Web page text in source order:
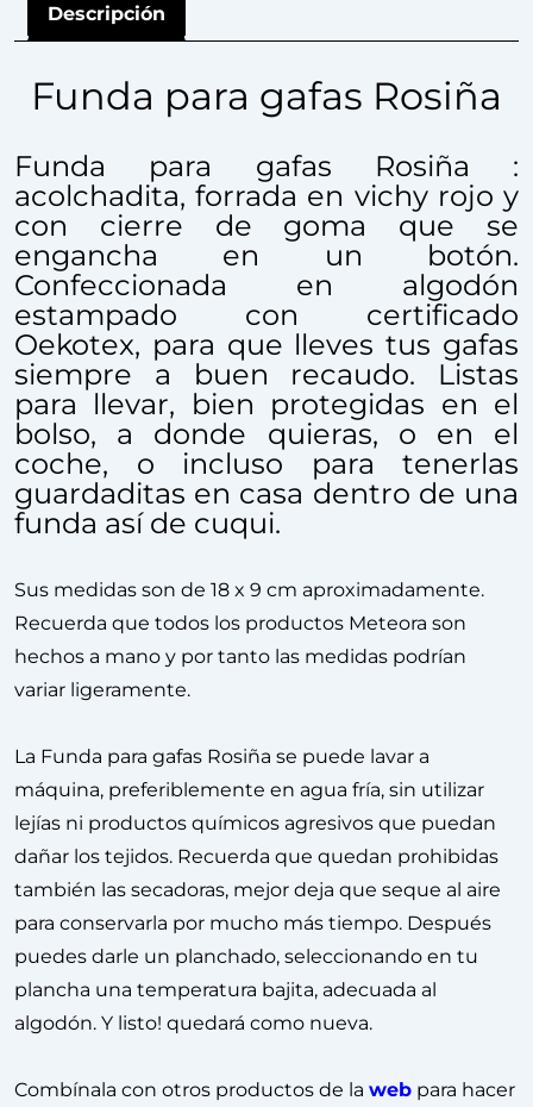
Descripción
Funda para gafas Rosiña
Funda para gafas Rosiña :
acolchadita, forrada en vichy rojo y
con cierre de goma que se
engancha en un botón.
Confeccionada en algodón
estampado con certificado
Oekotex, para que lleves tus gafas
siempre a buen recaudo. Listas
para llevar, bien protegidas en el
bolso, a donde quieras, o en el
coche, o incluso para tenerlas
guardaditas en casa dentro de una
funda así de cuqui.
Sus medidas son de 18 x 9 cm aproximadamente.
Recuerda que todos los productos Meteora son
hechos a mano y por tanto las medidas podrían
variar ligeramente.
La Funda para gafas Rosiña se puede lavar a
máquina, preferiblemente en agua fría, sin utilizar
lejías ni productos químicos agresivos que puedan
dañar los tejidos. Recuerda que quedan prohibidas
también las secadoras, mejor deja que seque al aire
para conservarla por mucho más tiempo. Después
puedes darle un planchado, seleccionando en tu
plancha una temperatura bajita, adecuada al
algodón. Y listo! quedará como nueva.
Combínala con otros productos de la web para hacer